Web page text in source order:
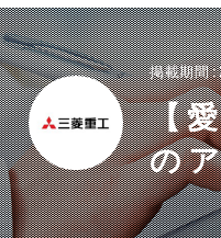
掲載期間
【
の